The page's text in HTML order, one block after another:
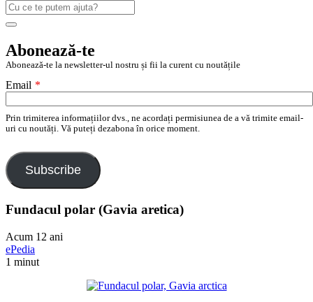
Caută
după:
Search
Abonează-te
Abonează-te la newsletter-ul nostru și fii la curent cu noutățile
Email *
Prin trimiterea informațiilor dvs., ne acordați permisiunea de a vă trimite email-
uri cu noutăți. Vă puteți dezabona în orice moment.
Subscribe
Fundacul polar (Gavia aretica)
Acum 12 ani
ePedia
1 minut